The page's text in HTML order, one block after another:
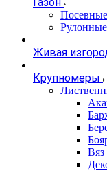
Живая
Крупномеры
Вяз